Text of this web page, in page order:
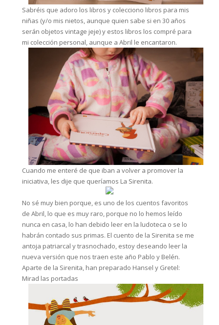
Sabréis que adoro los libros y colecciono libros para mis
niñas (y/o mis nietos, aunque quien sabe si en 30 años
serán objetos vintage jeje) y estos libros los compré para
mi colección personal, aunque a Abril le encantaron.
Cuando me enteré de que iban a volver a promover la
iniciativa, les dije que queríamos La Sirenita.
No sé muy bien porque, es uno de los cuentos favoritos
de Abril, lo que es muy raro, porque no lo hemos leído
nunca en casa, lo han debido leer en la ludoteca o se lo
habrán contado sus primas. El cuento de la Sirenita se me
antoja patriarcal y trasnochado, estoy deseando leer la
nueva versión que nos traen este año Pablo y Belén.
Aparte de la Sirenita, han preparado Hansel y Gretel:
Mirad las portadas